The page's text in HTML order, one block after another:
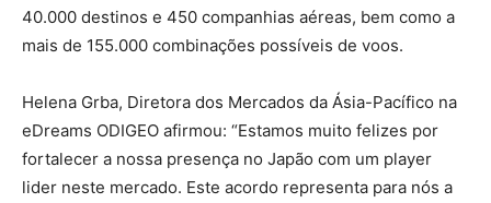
40.000 destinos e 450 companhias aéreas, bem como a
mais de 155.000 combinações possíveis de voos.
Helena Grba, Diretora dos Mercados da Ásia-Pacífico na
eDreams ODIGEO afirmou: “Estamos muito felizes por
fortalecer a nossa presença no Japão com um player
lider neste mercado. Este acordo representa para nós a